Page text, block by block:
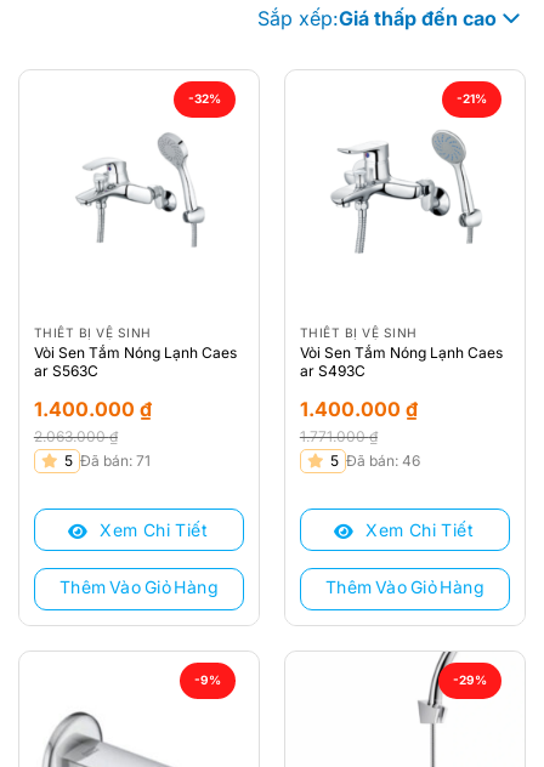
Sắp xếp:Giá thấp đến cao
-32%
THIẾT BỊ VỆ SINH
Vòi Sen Tắm Nóng Lạnh Caes
ar S563C
2.063.000₫
Giá
là:
2.063.000 ₫.
1.400.000 ₫
Giá
tại
1.400.000 ₫.
5 Đã bán: 71
Xem Chi Tiết
Thêm Vào Giỏ Hàng
-21%
THIẾT BỊ VỆ SINH
Vòi Sen Tắm Nóng Lạnh Caes
ar S493C
1.771.000₫
Giá
là:
1.771.000 ₫.
1.400.000 ₫
Giá
tại
1.400.000 ₫.
5 Đã bán: 46
Xem Chi Tiết
Thêm Vào Giỏ Hàng
-9% -29%